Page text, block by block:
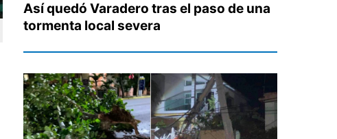
Así quedó Varadero tras el paso de una
tormenta local severa